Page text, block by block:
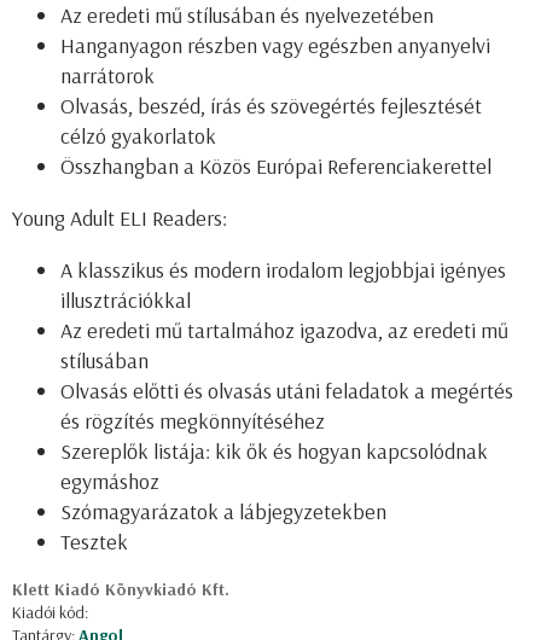
Az eredeti mű stílusában és nyelvezetében
Hanganyagon részben vagy egészben anyanyelvi
narrátorok
Olvasás, beszéd, írás és szövegértés fejlesztését
célzó gyakorlatok
Összhangban a Közös Európai Referenciakerettel
Young Adult ELI Readers:
A klasszikus és modern irodalom legjobbjai igényes
illusztrációkkal
Az eredeti mű tartalmához igazodva, az eredeti mű
stílusában
Olvasás előttiés olvasás utáni feladatok a megértés
és rögzítés megkönnyítéséhez
Szereplők listája: kik ők és hogyan kapcsolódnak
egymáshoz
Szómagyarázatok a lábjegyzetekben
Tesztek
Klett Kiadó Könyvkiadó Kft.
Kiadói kód:
Tantárgy:Angol